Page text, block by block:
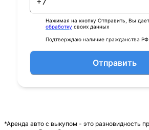
Нажимая на кнопку Отправить, Вы
обработку своих данных
Подтверждаю наличие гражданства РФ
Отправить
*Аренда авто с выкупом - это разновидность